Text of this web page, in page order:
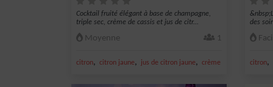
Cocktail fruité élégant à base de champagne,
triple sec, crème de cassis et jus de citr...
Moyenne 1
citron, citron jaune, jus de citron jaune, crème de cassis ,
des
citron,